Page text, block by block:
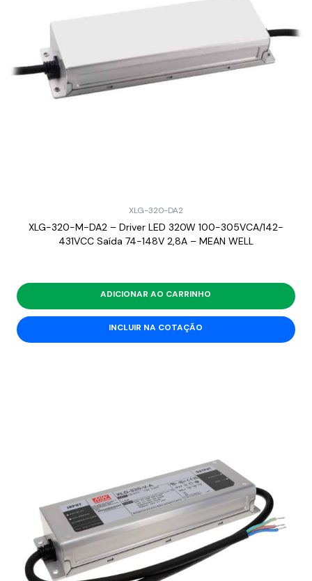
XLG-320-DA2
XLG-320-M-DA2 – Driver LED 320W 100-305VCA/142-
431VCC Saída 74-148V 2,8A – MEAN WELL
ADICIONAR AO CARRINHO
INCLUIR NA COTAÇÃO